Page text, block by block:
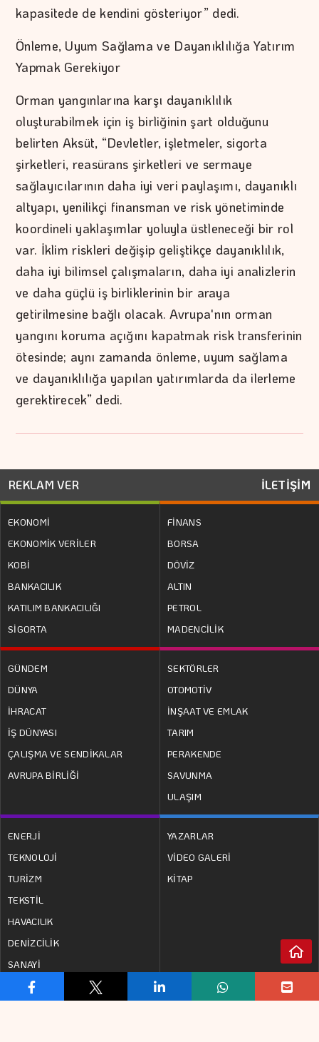
kapasitede de kendini gösteriyor” dedi.
Önleme, Uyum Sağlama ve Dayanıklılığa Yatırım
Yapmak Gerekiyor
Orman yangınlarına karşı dayanıklılık
oluşturabilmek için iş birliğinin şart olduğunu
belirten Aksüt, “Devletler, işletmeler, sigorta
şirketleri, reasürans şirketleri ve sermaye
sağlayıcılarının daha iyi veri paylaşımı, dayanıklı
altyapı, yenilikçi finansman ve risk yönetiminde
koordineli yaklaşımlar yoluyla üstleneceği bir rol
var. İklim riskleri değişip geliştikçe dayanıklılık,
daha iyi bilimsel çalışmaların, daha iyi analizlerin
ve daha güçlü iş birliklerinin bir araya
getirilmesine bağlı olacak. Avrupa'nın orman
yangını koruma açığını kapatmak risk transferinin
ötesinde; aynı zamanda önleme, uyum sağlama
ve dayanıklılığa yapılan yatırımlarda da ilerleme
gerektirecek” dedi.
REKLAM VER İLETİŞİM
EKONOMİ
EKONOMİK VERİLER
KOBİ
BANKACILIK
KATILIM BANKACILIĞI
SİGORTA
FİNANS
BORSA
DÖVİZ
ALTIN
PETROL
MADENCİLİK
GÜNDEM
DÜNYA
İHRACAT
İŞ DÜNYASI
ÇALIŞMA VE SENDİKALAR
AVRUPA BİRLİĞİ
SEKTÖRLER
OTOMOTİV
İNŞAAT VE EMLAK
TARIM
PERAKENDE
SAVUNMA
ULAŞIM
ENERJİ
TEKNOLOJİ
TURİZM
TEKSTİL
HAVACILIK
DENİZCİLİK
SANAYİ
YAZARLAR
VİDEO GALERİ
KİTAP
www.analizgazetesi.com.trinternet sitesinde